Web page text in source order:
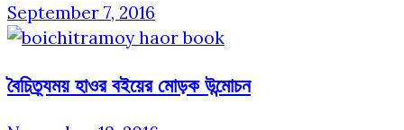
September 7, 2016
বৈচিত্র্যময় হাওর বইয়ের মোড়ক উন্মোচন